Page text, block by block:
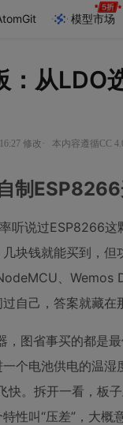
模型市场
：从LDO
修改 · 本内容遵循CC
制
听说过ESP8266这
块钱就能买到，
、Wemos
自己，答案就藏在
，图省事买的都是
个电池供电的温
。拆开一看，板
性叫“压差”，大